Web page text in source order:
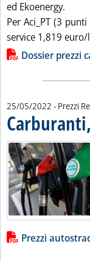
ed Ekoenergy.
Per Aci_PT (3
service 1,819
Lista allegati
Dossier prezzi
25/05/2022 - Prezzi
Lista allegati
Prezzi